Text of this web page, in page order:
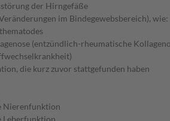
der Hirngefäße
im Bindegewebsbereich), wie:
(entzündlich-rheumatische
die kurz zuvor stattgefunden haben
Nierenfunktion
Leberfunktion